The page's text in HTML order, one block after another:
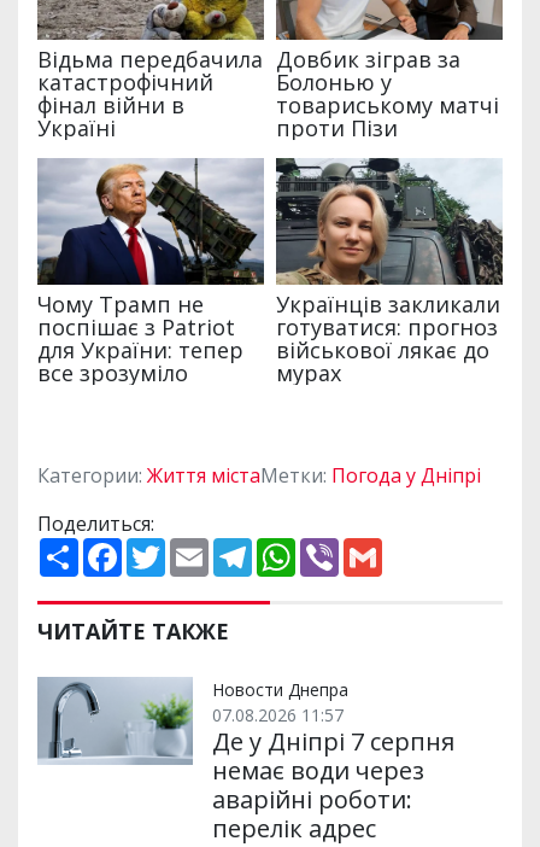
Категории: Життя містаМетки: Погода у Дніпрі
Поделиться:
П
о
и
р
и
и
F
a
e
b
o
k
T
w
t
t
e
E
m
i
l
T
e
e
m
W
h
p
V
ЧИТАЙТЕ ТАКЖЕ
Новости Днепра
07.08.2026 11:57
Де у Дніпрі 7 серпня
немає води через
аварійні роботи:
перелік адрес